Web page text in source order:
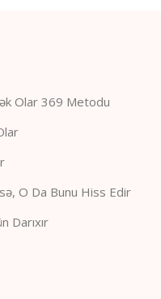
Olar 369 Metodu
O Da Bunu Hiss Edir
Darıxır